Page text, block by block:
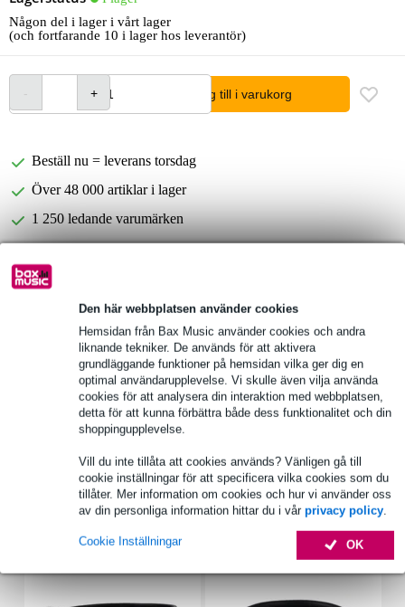
Den här webbplatsen använder cookies
Hemsidan från Bax Music använder cookies och andra
liknande tekniker. De används för att aktivera
grundläggande funktioner på hemsidan vilka ger dig en
optimal användarupplevelse. Vi skulle även vilja använda
cookies för att analysera din interaktion med webbplatsen,
detta för att kunna förbättra både dess funktionalitet och din
shoppingupplevelse.
Vill du inte tillåta att cookies används? Vänligen gå till
cookie inställningar för att specificera vilka cookies som du
tillåter. Mer information om cookies och hur vi använder oss
av din personliga information hittar du i vår privacy policy.
OK
Cookie Inställningar
Någon del i lager i vårt lager
(och fortfarande 10 i lager hos leverantör)
lägg till i varukorg
Beställ nu = leverans torsdag
Över 48 000 artiklar i lager
1 250 ledande varumärken
652,50 kr engångsbetalning
Produktinformation
Mackie SR18S
aktiv 18-tums subwoofer
Fullständiga specifikationer